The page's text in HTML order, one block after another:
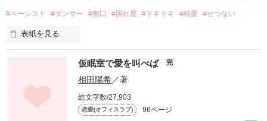
多くの皆様、ファン登録してくださりどうもありがとうござい
ます。
すう！！樣リクエストありがとうございます！
K大学病院シリーズ
坂口先生の恋愛と他の先生たちのおまけのストーリーを皆様に
楽しんでいだければと思います。
#ベーシスト #ダンサー #無口 #照れ屋 #ドキドキ #純愛 #せつない
表紙を見る
佐倉悠希(さくらゆうき)27歳
昼間はカフェでアルバイト。
本職はベリーダンサー。
仮眠室で愛を叫べば 完
相田陽希／著
総文字数/27,903
恋愛(オフィスラブ) 96ページ